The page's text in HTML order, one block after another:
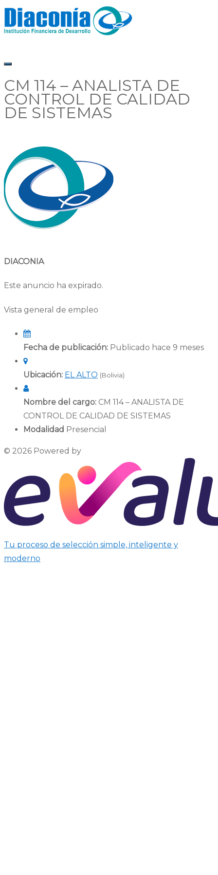
CM 114 – ANALISTA DE
CONTROL DE CALIDAD
DE SISTEMAS
DIACONIA
Este anuncio ha expirado.
Vista general de empleo
Fecha de publicación: Publicado hace 9 meses
Ubicación: EL ALTO (Bolivia)
Nombre del cargo: CM 114 – ANALISTA DE
CONTROL DE CALIDAD DE SISTEMAS
Modalidad Presencial
© 2026 Powered by
Tu proceso de selección simple, inteligente y
moderno